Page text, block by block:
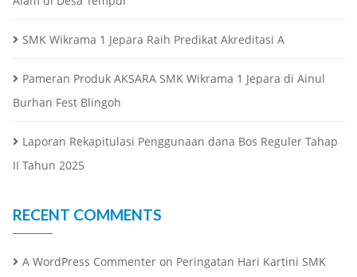
SMK Wikrama 1 Jepara Raih Predikat Akreditasi A
Pameran Produk AKSARA SMK Wikrama 1 Jepara di Ainul
Burhan Fest Blingoh
Laporan Rekapitulasi Penggunaan dana Bos Reguler Tahap
II Tahun 2025
RECENT COMMENTS
A WordPress Commenter on Peringatan Hari Kartini SMK